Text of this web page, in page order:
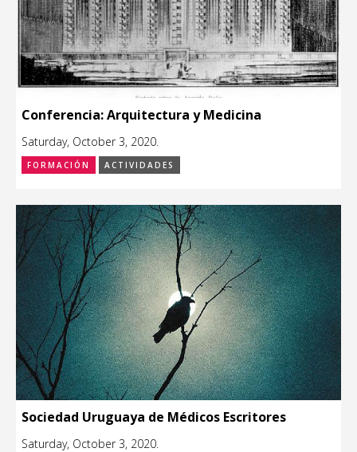
Conferencia: Arquitectura y Medicina
Saturday, October 3, 2020.
FORMACIÓN ACTIVIDADES
Sociedad Uruguaya de Médicos Escritores
Saturday, October 3, 2020.